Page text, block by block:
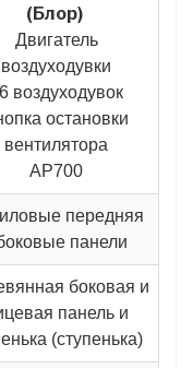
(Блор)
Двигатель
воздуходувки
воздуходувок
остановки
вентилятора
AP700
передняя
панели
боковая и
панель и
(ступенька)